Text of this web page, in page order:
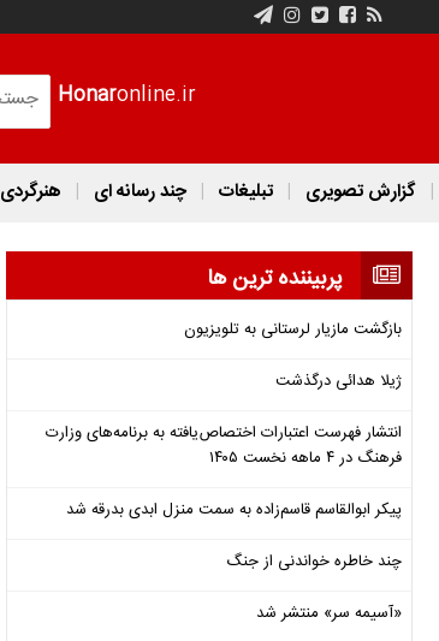
Honaronline.ir
گزارش تصویری تبلیغات چند رسانه ای هنرگردی
پربیننده ترین ها
بازگشت مازیار لرستانی به تلویزیون
ژیلا هدائی درگذشت
انتشار فهرست اعتبارات اختصاص‌یافته به برنامه‌های وزارت
فرهنگ در ۴ ماهه نخست ۱۴۰۵
پیکر ابوالقاسم قاسم‌زاده به سمت منزل ابدی بدرقه شد
چند خاطره خواندنی از جنگ
«آسیمه سر» منتشر شد